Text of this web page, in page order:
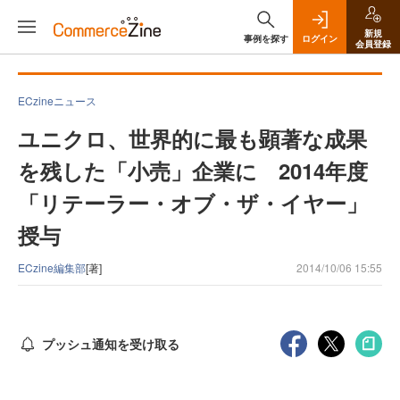
事例を探す ログイン
新規
会員登録
ECzineニュース
ユニクロ、世界的に最も顕著な成果
を残した「小売」企業に 2014年度
「リテーラー・オブ・ザ・イヤー」
授与
ECzine編集部[著] 2014/10/06 15:55
プッシュ通知を受け取る